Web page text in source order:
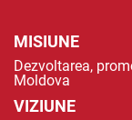
MISIUNE
Dezvoltarea,
Moldova
VIZIUNE